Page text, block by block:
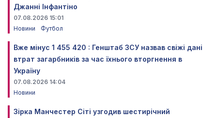
Джанні Інфантіно
07.08.2026 15:01
Новини
Футбол
Вже мінус 1 455 420 : Генштаб ЗСУ назвав свіжі дані
втрат загарбників за час їхнього вторгнення в
Україну
07.08.2026 14:04
Новини
Зірка Манчестер Сіті узгодив шестирічний